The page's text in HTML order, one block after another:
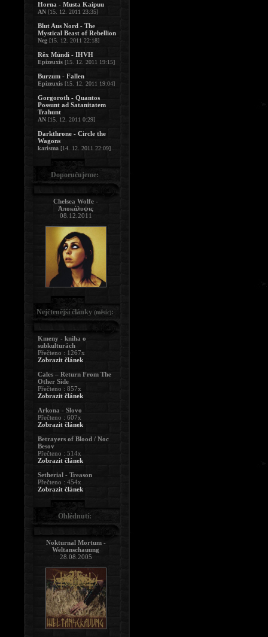
Horna - Musta Kaipuu
AN [15. 12. 2011 23:35]
Blut Aus Nord - The
Mystical Beast of Rebellion
Neg [15. 12. 2011 22:18]
Rêx Mündi - IHVH
Epizeuxis [15. 12. 2011 19:15]
Burzum - Fallen
Epizeuxis [15. 12. 2011 19:04]
Gorgoroth - Quantos
Possunt ad Satanitatem
Trahunt
AN [15. 12. 2011 0:29]
Darkthrone - Circle the
Wagons
karisma [14. 12. 2011 22:09]
Doporučujeme:
Chelsea Wolfe -
Ἀποκάλυψις
08.12.2011
Nejčtenější články (měsíc):
Kmeny - kniha o
subkulturách
Přečteno : 1267x
Zobrazit článek
Cales – Return From The
Other Side
Přečteno : 857x
Zobrazit článek
Arkona - Slovo
Přečteno : 607x
Zobrazit článek
Betrayers of Blood / Noc
Besov
Přečteno : 514x
Zobrazit článek
Setherial - Treason
Přečteno : 454x
Zobrazit článek
Ohlédnutí:
Nokturnal Mortum -
Weltanschauung
28.08.2005